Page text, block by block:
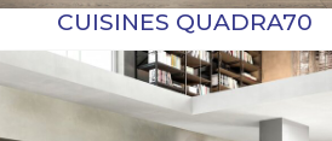
CUISINES QUADRA70